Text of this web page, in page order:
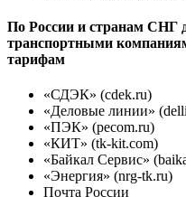
По России и странам СНГ
транспортными
тарифам
«СДЭК» (cdek.ru)
«Деловые линии»
«ПЭК» (pecom.ru)
«КИТ» (tk-kit.com)
«Байкал Сервис»
«Энергия» (nrg-tk.ru)
Почта России